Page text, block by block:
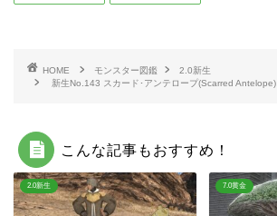
HOME モンスター図鑑
2.0新生
新生No.143 スカード･アンテロープ(Scarred Antelope)
こんな記事もおすすめ！
2.0新生 7.0黄金